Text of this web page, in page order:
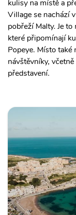
kulisy na místě a
Village se nachází
pobřeží Malty. Je
které připomínají
Popeye. Místo
návštěvníky,
představení.